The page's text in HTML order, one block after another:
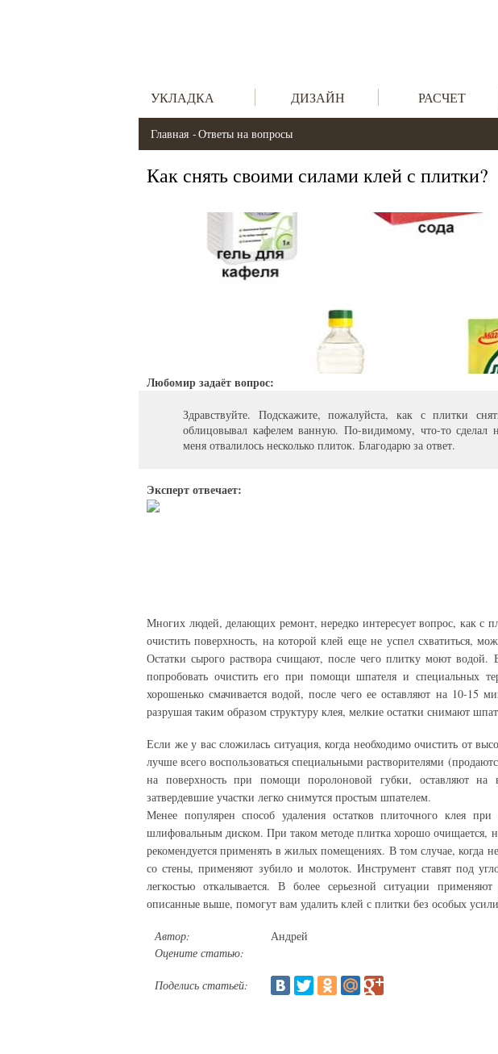
УКЛАДКА ДИЗАЙН РАСЧЕТ
Главная Ответы на вопросы
Как снять своими силами клей с плитки?
Любомир задаёт вопрос:
Здравствуйте. Подскажите, пожалуйста, как с плитки
облицовывал кафелем ванную. По-видимому, что-то сделал
меня отвалилось несколько плиток. Благодарю за ответ.
Эксперт отвечает:
Многих людей, делающих ремонт, нередко интересует вопрос, как с
очистить поверхность, на которой клей еще не успел схватиться,
Остатки сырого раствора счищают, после чего плитку моют
попробовать очистить его при помощи шпателя и специальных
хорошенько смачивается водой, после чего ее оставляют на 10-15
разрушая таким образом структуру клея, мелкие остатки снимают
Если же у вас сложилась ситуация, когда необходимо очистить от
лучше всего воспользоваться специальными растворителями
на поверхность при помощи поролоновой губки, оставляют на
затвердевшие участки легко снимутся простым шпателем.
Менее популярен способ удаления остатков плиточного клея
шлифовальным диском. При таком методе плитка хорошо очищается,
рекомендуется применять в жилых помещениях. В том случае, когда
со стены, применяют зубило и молоток. Инструмент ставят под
легкостью откалывается. В более серьезной ситуации
описанные выше, помогут вам удалить клей с плитки без особых
Автор:
Андрей
Оцените статью:
Поделись статьей: